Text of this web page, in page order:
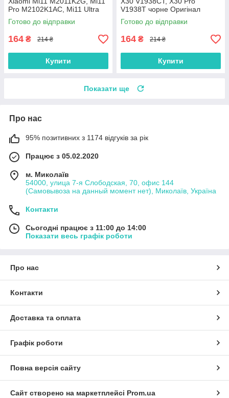
Pro M2102K1AC, Mi11 Ultra
M2102K1G чорне Оригінал
Готово до відправки
164 ₴ 214 ₴
Купити
V1938T чорне Оригінал
Готово до відправки
164 ₴ 214 ₴
Купити
Показати ще
Про нас
95% позитивних з 1174 відгуків за рік
Працює з 05.02.2020
м. Миколаїв
54000, улица 7-я Слободская, 70, офис 144
(Самовывоза на данный момент нет), Миколаїв, Україна
Контакти
Сьогодні працює з 11:00 до 14:00
Показати весь графік роботи
Про нас
Контакти
Доставка та оплата
Графік роботи
Повна версія сайту
Сайт створено на маркетплейсі Prom.ua